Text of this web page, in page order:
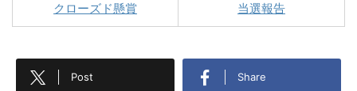
クローズド懸賞 当選報告
Post Share